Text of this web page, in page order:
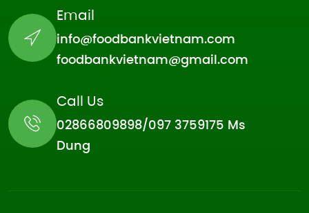
Email
info@foodbankvietnam.com
foodbankvietnam@gmail.com
Call Us
02866809898/097 3759175 Ms
Dung